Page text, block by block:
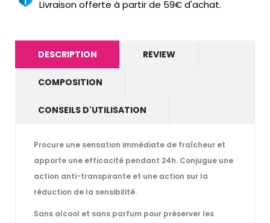
Livraison offerte à partir de 59€ d'achat.
DESCRIPTION REVIEW
COMPOSITION
CONSEILS D'UTILISATION
Procure une sensation immédiate de fraîcheur et
apporte une efficacité pendant 24h. Conjugue une
action anti-transpirante et une action sur la
réduction de la sensibilité.
Sans alcool et sans parfum pour préserver les